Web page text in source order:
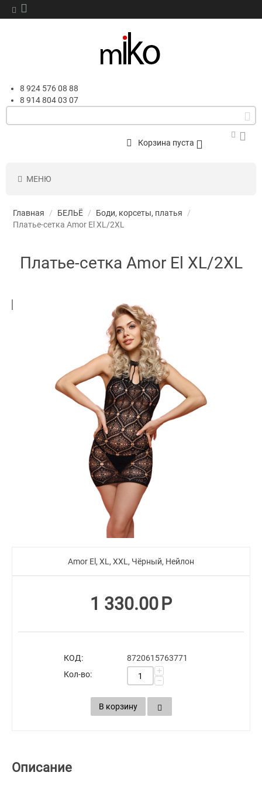
8 924 576 08 88
8 914 804 03 07
Корзина пуста
МЕНЮ
Главная / БЕЛЬЁ / Боди, корсеты, платья
/
Платье-сетка Amor El XL/2XL
Платье-сетка Amor El XL/2XL
Amor El, XL, XXL, Чёрный, Нейлон
1 330.00 Р
КОД:
8720615763771
Кол-во:
+
−
В корзину
Описание